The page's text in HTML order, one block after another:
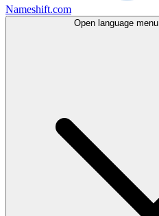
Nameshift.com
Open language menu